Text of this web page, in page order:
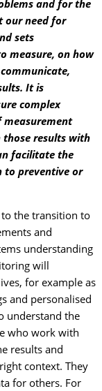
and for the
our need for
sets
measure, on how
It is
complex
measurement
those results with
facilitate the
to preventive or
the transition to
and
understanding
will
for example as
and personalised
understand the
who work with
results and
context. They
for others. For